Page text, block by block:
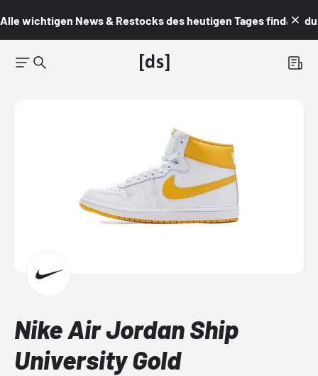
Alle wichtigen News & Restocks des heutigen Tages findest du
Nike Air Jordan Ship
University Gold